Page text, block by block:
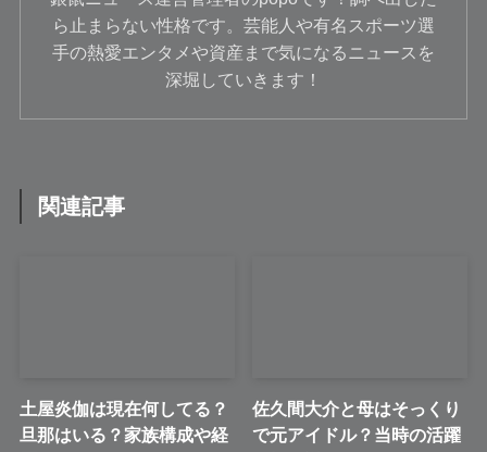
ら止まらない性格です。芸能人や有名スポーツ選
手の熱愛エンタメや資産まで気になるニュースを
深堀していきます！
関連記事
土屋炎伽は現在何してる？
旦那はいる？家族構成や経
佐久間大介と母はそっくり
で元アイドル？当時の活躍